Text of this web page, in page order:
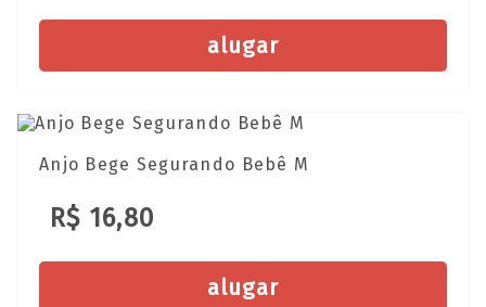
alugar
Anjo Bege Segurando Bebê M
R$ 16,80
alugar